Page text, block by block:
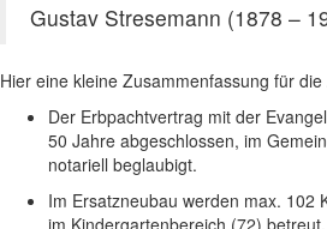
Gustav Stresemann (1878 –
Hier eine kleine Zusammenfassung für
Der Erbpachtvertrag mit der
50 Jahre abgeschlossen, im
notariell beglaubigt.
Im Ersatzneubau werden max. 102
im Kindergartenbereich (72) betreut.